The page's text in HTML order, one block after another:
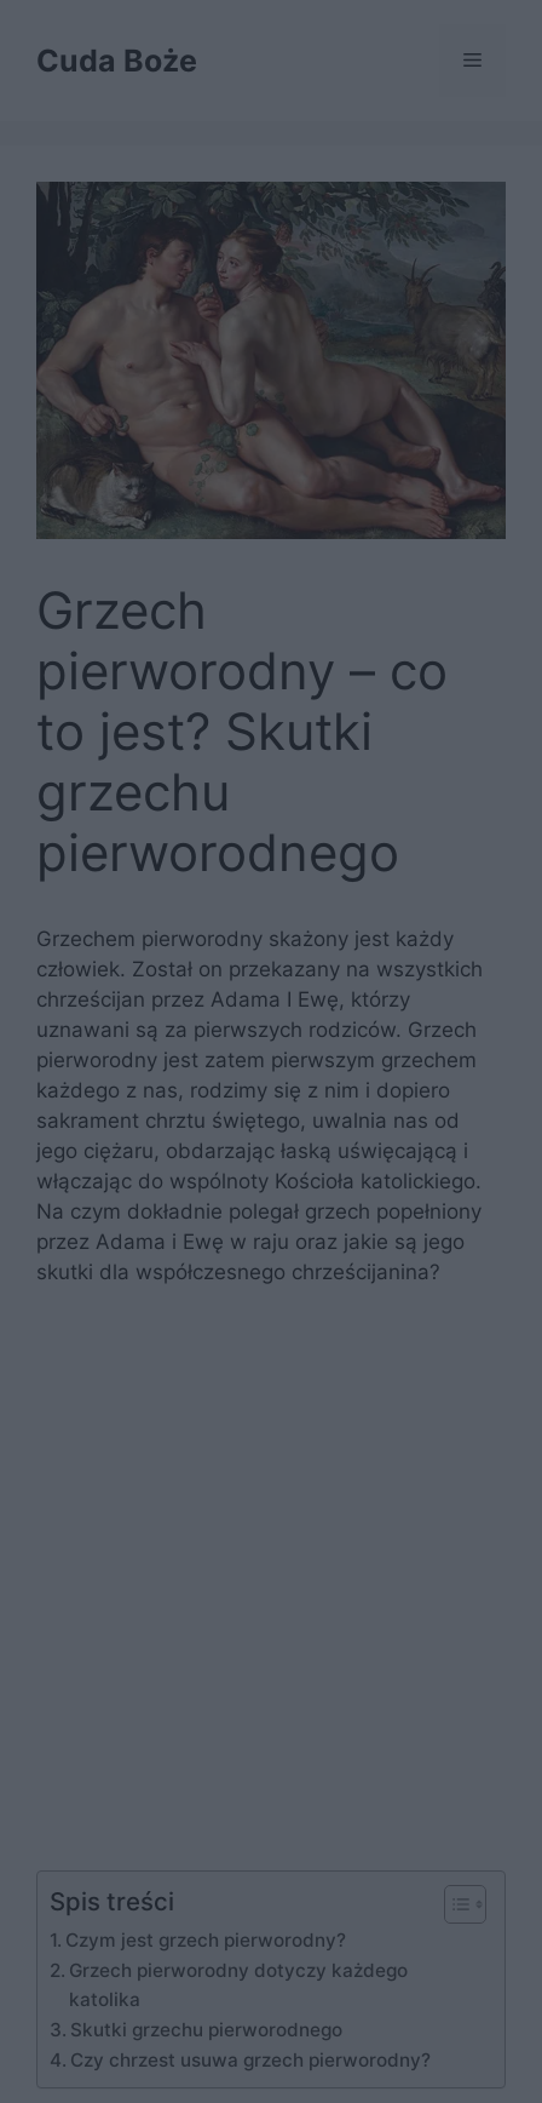
treściCuda Boże Menu
Grzech
pierworodny – co
to jest? Skutki
grzechu
pierworodnego
Grzechem pierworodny skażony jest każdy
człowiek. Został on przekazany na wszystkich
chrześcijan przez Adama I Ewę, którzy
uznawani są za pierwszych rodziców. Grzech
pierworodny jest zatem pierwszym grzechem
każdego z nas, rodzimy się z nim i dopiero
sakrament chrztu świętego, uwalnia nas od
jego ciężaru, obdarzając łaską uświęcającą i
włączając do wspólnoty Kościoła katolickiego.
Na czym dokładnie polegał grzech popełniony
przez Adama i Ewę w raju oraz jakie są jego
skutki dla współczesnego chrześcijanina?
Spis treści
Czym jest grzech pierworodny?
Grzech pierworodny dotyczy każdego
katolika
Skutki grzechu pierworodnego
Czy chrzest usuwa grzech pierworodny?